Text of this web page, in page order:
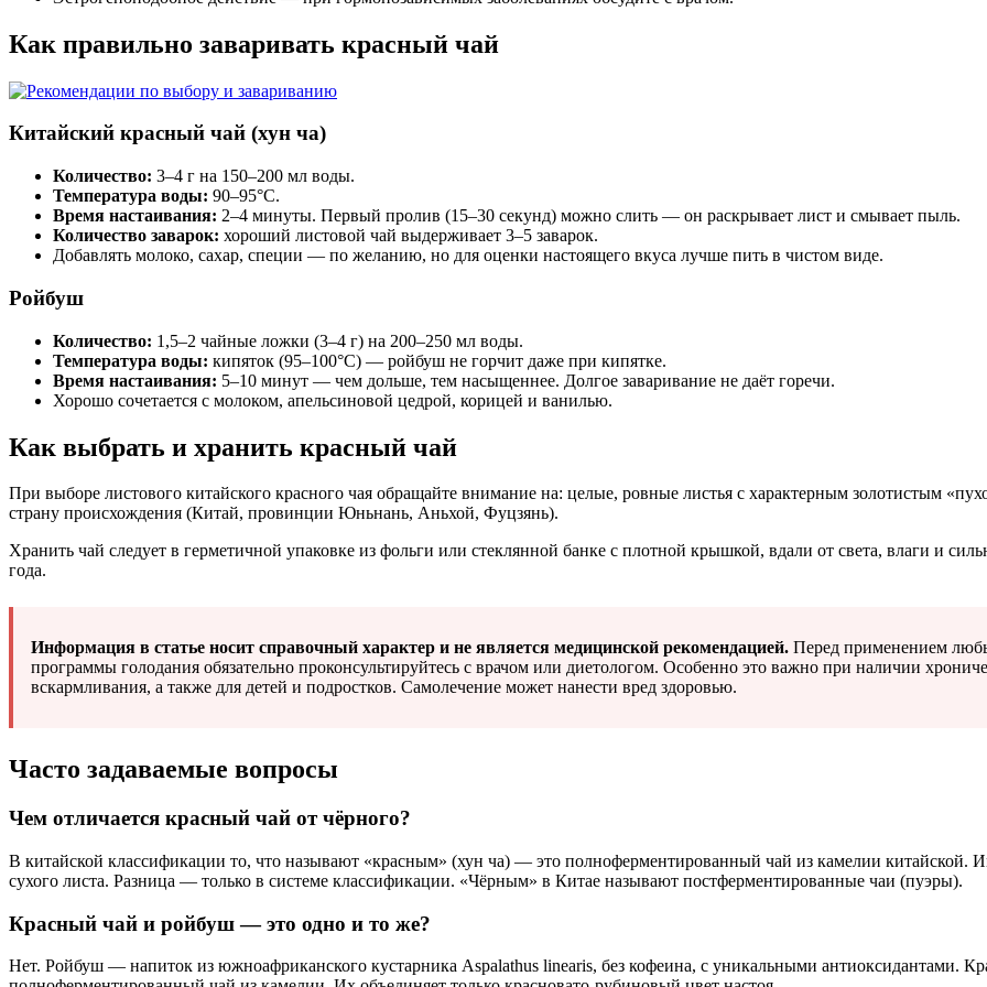
Как правильно заваривать красный чай
Китайский красный чай (хун ча)
Количество: 3–4 г на 150–200 мл воды.
Температура воды: 90–95°C.
Время настаивания: 2–4 минуты. Первый пролив (15–30 секунд) можно слить — он раскрывает лист и смывает пыль.
Количество заварок: хороший листовой чай выдерживает 3–5 заварок.
Добавлять молоко, сахар, специи — по желанию, но для оценки настоящего вкуса лучше пить в чистом виде.
Ройбуш
Количество: 1,5–2 чайные ложки (3–4 г) на 200–250 мл воды.
Температура воды: кипяток (95–100°C) — ройбуш не горчит даже при кипятке.
Время настаивания: 5–10 минут — чем дольше, тем насыщеннее. Долгое заваривание не даёт горечи.
Хорошо сочетается с молоком, апельсиновой цедрой, корицей и ванилью.
Как выбрать и хранить красный чай
При выборе листового китайского красного чая обращайте внимание на: целые, ровные листья с характерным золотистым
страну происхождения (Китай, провинции Юньнань, Аньхой, Фуцзянь).
Хранить чай следует в герметичной упаковке из фольги или стеклянной банке с плотной крышкой, вдали от света, влаги и
года.
Информация в статье носит справочный характер и не является медицинской рекомендацией. Перед применением
программы голодания обязательно проконсультируйтесь с врачом или диетологом. Особенно это важно при наличии
вскармливания, а также для детей и подростков. Самолечение может нанести вред здоровью.
Часто задаваемые вопросы
Чем отличается красный чай от чёрного?
В китайской классификации то, что называют «красным» (хун ча) — это полноферментированный чай из камелии
сухого листа. Разница — только в системе классификации. «Чёрным» в Китае называют постферментированные чаи (пуэры).
Красный чай и ройбуш — это одно и то же?
Нет. Ройбуш — напиток из южноафриканского кустарника Aspalathus linearis, без кофеина, с уникальными антиоксидантами.